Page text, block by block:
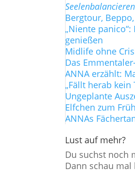
Seelenbalancieren
Bergtour,
„Niente
genießen
Midlife ohne
Das
ANNA erzählt:
„Fällt herab
Ungeplante
Elfchen zum
ANNAs
Lust auf mehr?
Du suchst noch
Dann schau mal